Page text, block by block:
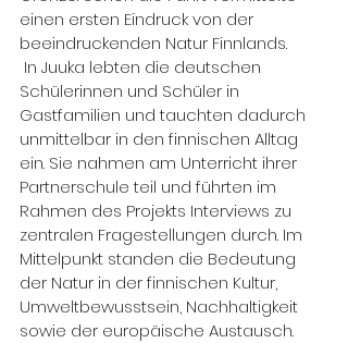
einen ersten Eindruck von der
beeindruckenden Natur Finnlands.
In Juuka lebten die deutschen
Schülerinnen und Schüler in
Gastfamilien und tauchten dadurch
unmittelbar in den finnischen Alltag
ein. Sie nahmen am Unterricht ihrer
Partnerschule teil und führten im
Rahmen des Projekts Interviews zu
zentralen Fragestellungen durch. Im
Mittelpunkt standen die Bedeutung
der Natur in der finnischen Kultur,
Umweltbewusstsein, Nachhaltigkeit
sowie der europäische Austausch.